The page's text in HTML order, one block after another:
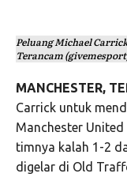
Peluang Michael
Terancam
MANCHESTER,
Carrick untuk
Manchester United
timnya kalah 1-2
digelar di Old